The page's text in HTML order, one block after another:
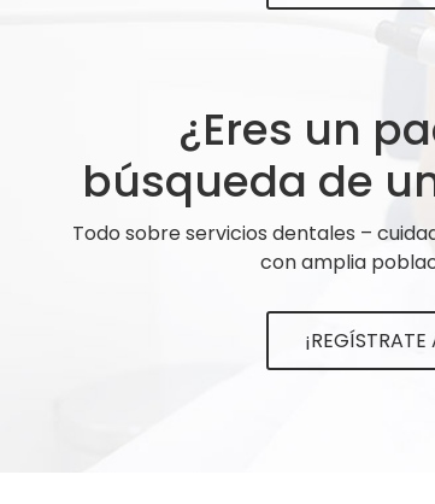
¿Eres un
búsqueda de
Todo sobre servicios dentales –
con amplia